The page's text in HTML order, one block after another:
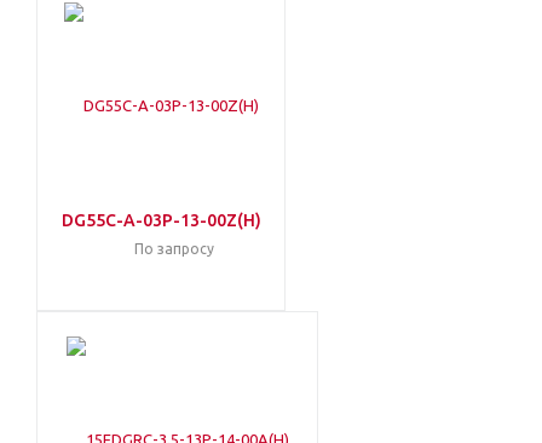
DG55C-A-03P-13-00Z(H)
По запросу